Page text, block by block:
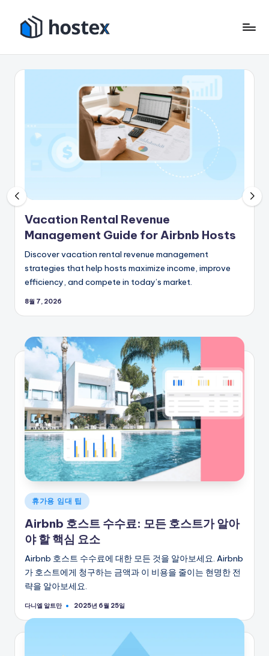
츠
텍
동
화
세
요
Vacation Rental Revenue
Management Guide for Airbnb Hosts
Discover vacation rental revenue management
strategies that help hosts maximize income, improve
efficiency, and compete in today’s market.
8월 7, 2026
게
시
됨
휴가용 임대 팁
Airbnb 호스트 수수료: 모든 호스트가 알아
야 할 핵심 요소
Airbnb 호스트 수수료에 대한 모든 것을 알아보세요. Airbnb
가 호스트에게 청구하는 금액과 이 비용을 줄이는 현명한 전
략을 알아보세요.
게
자
다니엘 알트만 2025년 6월 25일